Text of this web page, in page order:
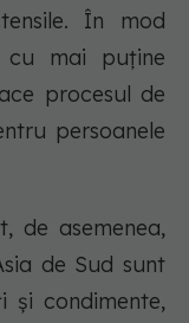
În mod
cu mai puține
procesul de
persoanele
de asemenea,
de Sud sunt
și condimente,